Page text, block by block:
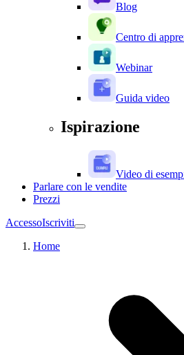
Blog
Centro di
Webinar
Guida video
Ispirazione
Video di
Parlare con le vendite
Prezzi
AccessoIscriviti
Home